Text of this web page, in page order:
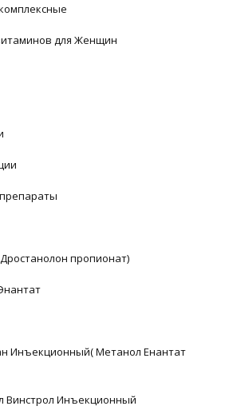
для Женщин
пропионат)
Инъекционный( Метанол Енантат
Винстрол Инъекционный